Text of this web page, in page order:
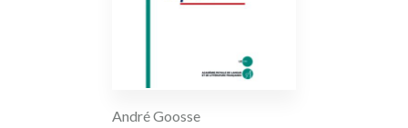
André Goosse